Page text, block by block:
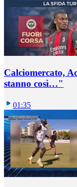
Calciomercato,
stanno così…"
01:35